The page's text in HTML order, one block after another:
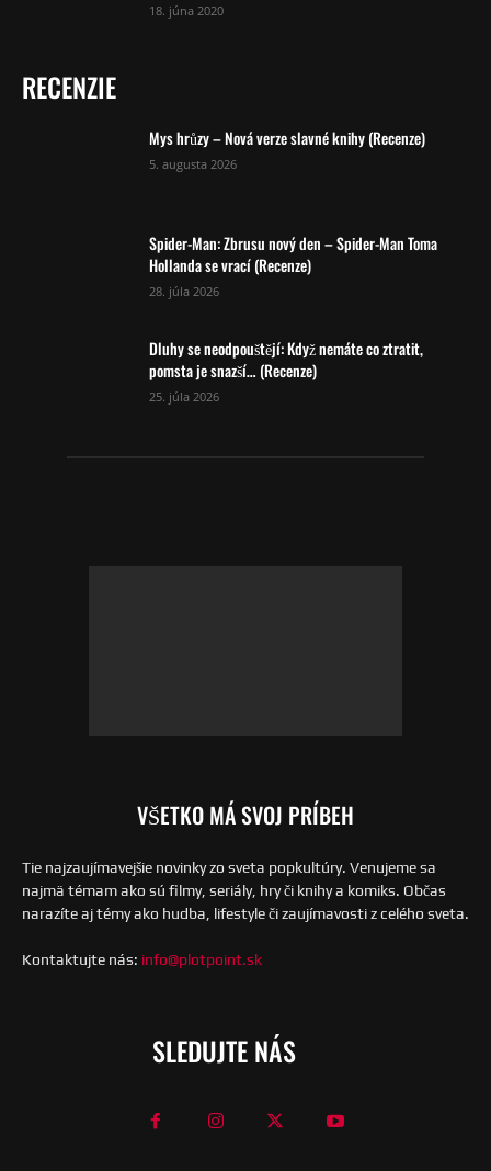
18. júna 2020
RECENZIE
Mys hrůzy – Nová verze slavné knihy (Recenze)
5. augusta 2026
Spider-Man: Zbrusu nový den – Spider-Man Toma
Hollanda se vrací (Recenze)
28. júla 2026
Dluhy se neodpouštějí: Když nemáte co ztratit,
pomsta je snazší… (Recenze)
25. júla 2026
VŠETKO MÁ SVOJ PRÍBEH
Tie najzaujímavejšie novinky zo sveta popkultúry. Venujeme sa
najmä témam ako sú filmy, seriály, hry či knihy a komiks. Občas
narazíte aj témy ako hudba, lifestyle či zaujímavosti z celého sveta.
Kontaktujte nás: info@plotpoint.sk
SLEDUJTE NÁS